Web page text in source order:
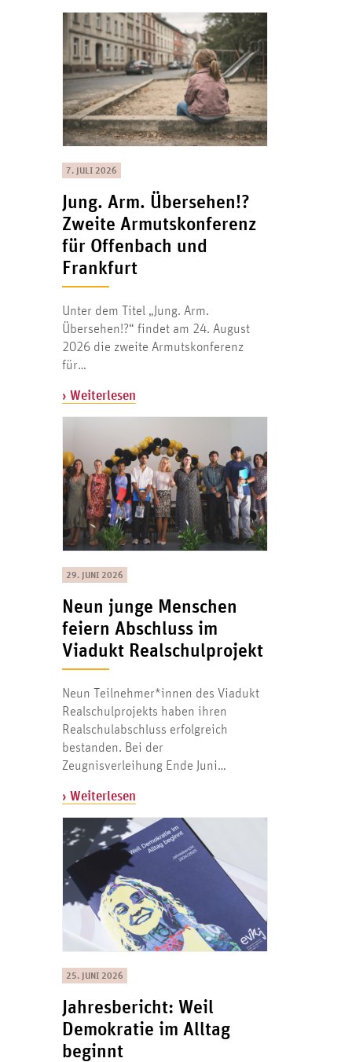
7. JULI 2026
Jung. Arm. Übersehen!?
Zweite Armutskonferenz
für Offenbach und
Frankfurt
Unter dem Titel „Jung. Arm.
Übersehen!?“ findet am 24. August
2026 die zweite Armutskonferenz
für…
› Weiterlesen
29. JUNI 2026
Neun junge Menschen
feiern Abschluss im
Viadukt Realschulprojekt
Neun Teilnehmer*innen des Viadukt
Realschulprojekts haben ihren
Realschulabschluss erfolgreich
bestanden. Bei der
Zeugnisverleihung Ende Juni…
› Weiterlesen
25. JUNI 2026
Jahresbericht: Weil
Demokratie im Alltag
beginnt